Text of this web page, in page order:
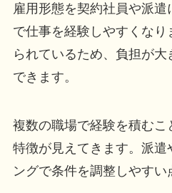
雇用形態を契約社員や派
で仕事を経験しやすくなり
られているため、負担が
できます。
複数の職場で経験を積む
特徴が見えてきます。派遣
ングで条件を調整しやすい